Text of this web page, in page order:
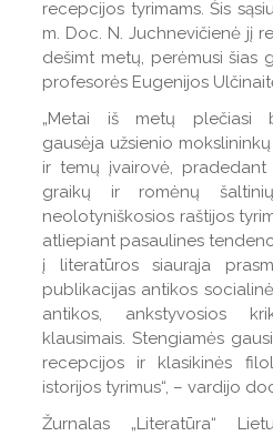
recepcijos tyrimams. Šis
m. Doc. N. Juchnevičienė jį
dešimt metų, perėmusi šias
profesorės Eugenijos
„Metai iš metų plečiasi
gausėja užsienio
ir temų įvairovė, pradedant
graikų ir romėnų
neolotyniškosios raštijos
atliepiant pasaulines
į literatūros siaurąja
publikacijas antikos
antikos, ankstyvosios
klausimais. Stengiamės
recepcijos ir klasikinės
istorijos tyrimus“, – vardijo
Žurnalas „Literatūra“